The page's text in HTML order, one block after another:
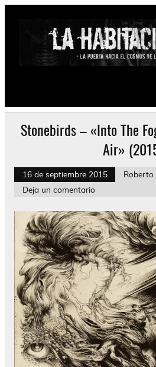
Saltar
Psychedelic, Stoner, Doom,
Stonebirds – «Into The
Air»
16 de septiembre 2015
Roberto
Deja un comentario